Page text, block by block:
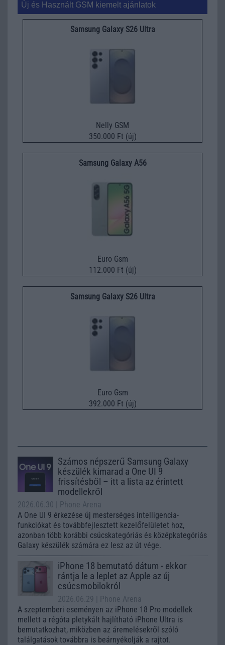
Új és Használt GSM kiemelt ajánlatok
Samsung Galaxy S26 Ultra
Nelly GSM
350.000 Ft (új)
Samsung Galaxy A56
Euro Gsm
112.000 Ft (új)
Samsung Galaxy S26 Ultra
Euro Gsm
392.000 Ft (új)
Számos népszerű Samsung Galaxy
készülék kimarad a One UI 9
frissítésből – itt a lista az érintett
modellekről
2026.06.30
| Phone Arena
A One UI 9 érkezése új mesterséges intelligencia-
funkciókat és továbbfejlesztett kezelőfelületet hoz,
azonban több korábbi csúcskategóriás és középkategóriás
Galaxy készülék számára ez lesz az út vége.
iPhone 18 bemutató dátum - ekkor
rántja le a leplet az Apple az új
csúcsmobilokról
2026.06.29
| Phone Arena
A szeptemberi eseményen az iPhone 18 Pro modellek
mellett a régóta pletykált hajlítható iPhone Ultra is
bemutatkozhat, miközben az áremelésekről szóló
találgatások továbbra is beárnyékolják a rajtot.